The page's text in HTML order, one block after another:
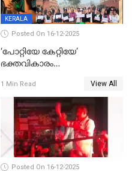
KERALA
Posted On 16-12-2025
‘പോറ്റിയേ കേറ്റിയേ’
ഭക്തവികാരം
ഡിജിപിക്ക് പരാതി; ശക്തമായ
നടപടി വേണമെന്നു
സിപിഐഎമ്മും
1 Min Read View All
Posted On 16-12-2025